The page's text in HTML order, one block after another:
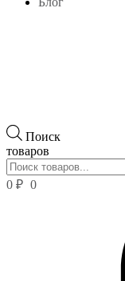
Поиск
товаров
0 ₽ 0